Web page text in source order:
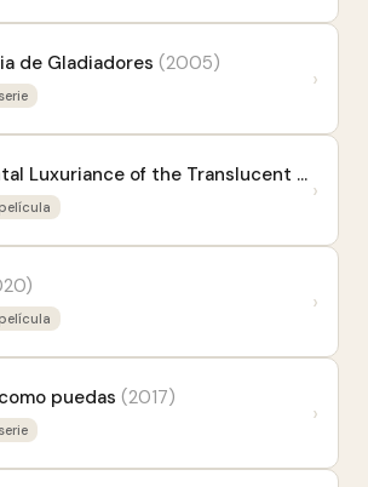
de Gladiadores (2005)
serie
›
Accidental Luxuriance of the Translucent Watery Rebus
película
›
película
›
puedas (2017)
serie
›